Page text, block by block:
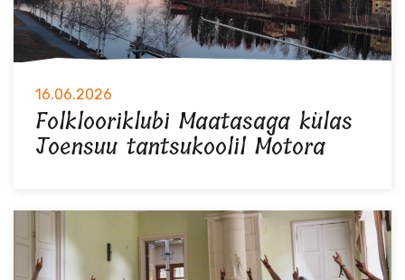
16.06.2026
Folklooriklubi Maatasaga külas
Joensuu tantsukoolil Motora